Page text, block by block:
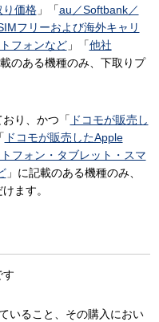
り価格」「au／Softbank／
フリーおよび海外キャリ
フォンなど」「他社
載のある機種のみ、下取りプ
り、かつ「 ドコモが販売し
ドコモが販売したApple
フォン・タブレット・スマ
」に記載のある機種のみ、
ます。
す
いること、その購入におい